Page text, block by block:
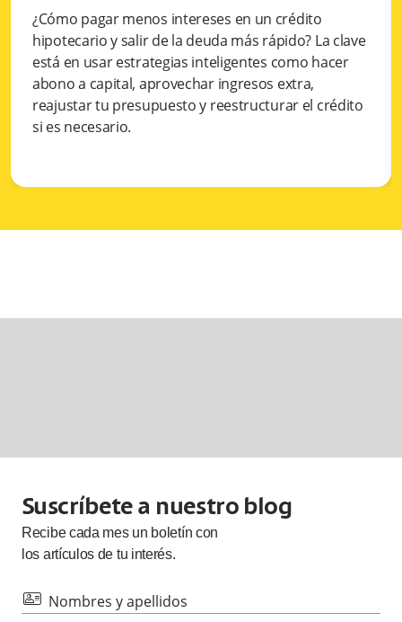
¿Cómo pagar menos intereses en un crédito
hipotecario y salir de la deuda más rápido? La clave
está en usar estrategias inteligentes como hacer
abono a capital, aprovechar ingresos extra,
reajustar tu presupuesto y reestructurar el crédito
si es necesario.
Suscríbete a nuestro blog
Recibe cada mesun boletín con
los artículos de tu interés.
id Nombres y apellidos